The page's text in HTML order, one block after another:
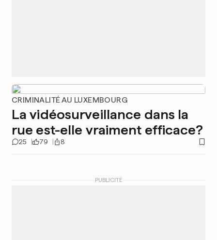
CRIMINALITÉ AU LUXEMBOURG
La vidéosurveillance dans la
rue est-elle vraiment efficace?
25 79 8
PUBLICITÉ